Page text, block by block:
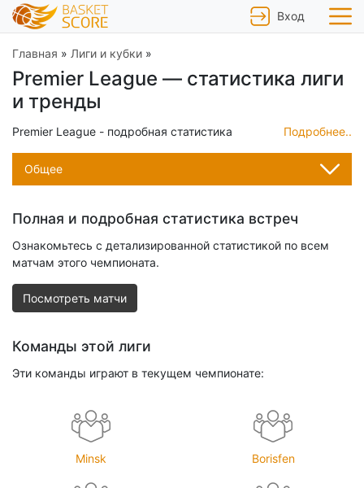
Вход
Главная » Лиги и кубки »
Premier League — статистика лиги
и тренды
Подробнее..
Premier League - подробная статистика
статистические тренды
Общее
Полная и подробная статистика встреч
Ознакомьтесь с детализированной статистикой по всем
матчам этого чемпионата.
Посмотреть матчи
Команды этой лиги
Эти команды играют в текущем чемпионате:
Minsk Borisfen